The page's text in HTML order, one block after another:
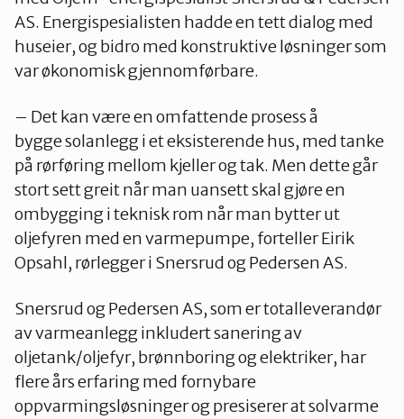
AS. Energispesialisten hadde en tett dialog med
huseier, og bidro med konstruktive løsninger som
var økonomisk gjennomførbare.
– Det kan være en omfattende prosess å
bygge solanlegg i et eksisterende hus, med tanke
på rørføring mellom kjeller og tak. Men dette går
stort sett greit når man uansett skal gjøre en
ombygging i teknisk rom når man bytter ut
oljefyren med en varmepumpe, forteller Eirik
Opsahl, rørlegger i Snersrud og Pedersen AS.
Snersrud og Pedersen AS, som er totalleverandør
av varmeanlegg inkludert sanering av
oljetank/oljefyr, brønnboring og elektriker, har
flere års erfaring med fornybare
oppvarmingsløsninger og presiserer at solvarme